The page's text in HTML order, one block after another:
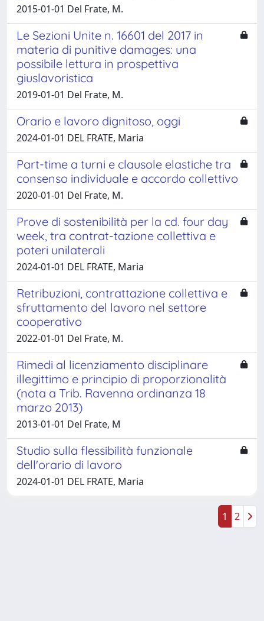
2015-01-01 Del Frate, M.
Le Sezioni Unite n. 16601 del 2017 in
materia di punitive damages: una
possibile lettura in prospettiva
giuslavoristica
2019-01-01 Del Frate, M.
Orario e lavoro dignitoso, oggi
2024-01-01 DEL FRATE, Maria
Part-time a turni e clausole elastiche tra
consenso individuale e accordo collettivo
2020-01-01 Del Frate, M.
Prove di sostenibilità per la cd. four day
week, tra contrat-tazione collettiva e
poteri unilaterali
2024-01-01 DEL FRATE, Maria
Retribuzioni, contrattazione collettiva e
sfruttamento del lavoro nel settore
cooperativo
2022-01-01 Del Frate, M.
Rimedi al licenziamento disciplinare
illegittimo e principio di proporzionalità
(nota a Trib. Ravenna ordinanza 18
marzo 2013)
2013-01-01 Del Frate, M
Studio sulla flessibilità funzionale
dell'orario di lavoro
2024-01-01 DEL FRATE, Maria
1 2